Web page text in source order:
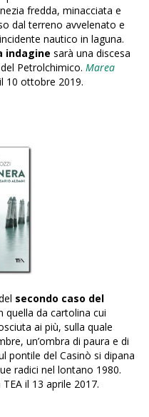
fredda, minacciata e
dal terreno avvelenato e
nautico in laguna.
indagine sarà una discesa
Petrolchimico. Marea
10 ottobre 2019.
secondo caso del
quella da cartolina cui
ai più, sulla quale
un’ombra di paura e di
pontile del Casinò si dipana
radici nel lontano 1980.
il 13 aprile 2017.